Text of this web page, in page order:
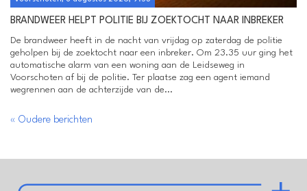
BRANDWEER HELPT POLITIE BIJ ZOEKTOCHT NAAR INBREKER
De brandweer heeft in de nacht van vrijdag op zaterdag de politie
geholpen bij de zoektocht naar een inbreker. Om 23.35 uur ging het
automatische alarm van een woning aan de Leidseweg in
Voorschoten af bij de politie. Ter plaatse zag een agent iemand
wegrennen aan de achterzijde van de...
« Oudere berichten